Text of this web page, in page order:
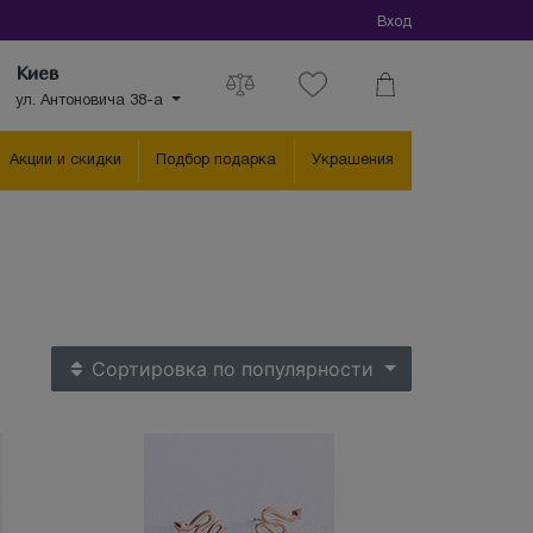
Вход
Киев
ул. Антоновича 38-а
Акции и скидки Подбор подарка Украшения
Сортировка по популярности